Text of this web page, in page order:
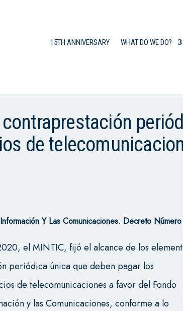
15TH ANNIVERSARY WHAT DO WE DO?
de
Y Las Comunicaciones. Decreto Número
el MINTIC, fijó el alcance de los
periódica única que deben pagar los
de telecomunicaciones a favor del Fondo
y las Comunicaciones, conforme a lo